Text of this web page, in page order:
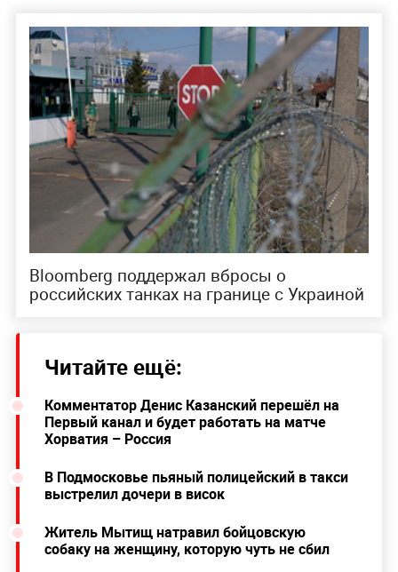
Bloomberg поддержал вбросы о
российских танках на границе с Украиной
Читайте ещё:
Комментатор Денис Казанский перешёл на
Первый канал и будет работать на матче
Хорватия – Россия
В Подмосковье пьяный полицейский в такси
выстрелил дочери в висок
Житель Мытищ натравил бойцовскую
собаку на женщину, которую чуть не сбил